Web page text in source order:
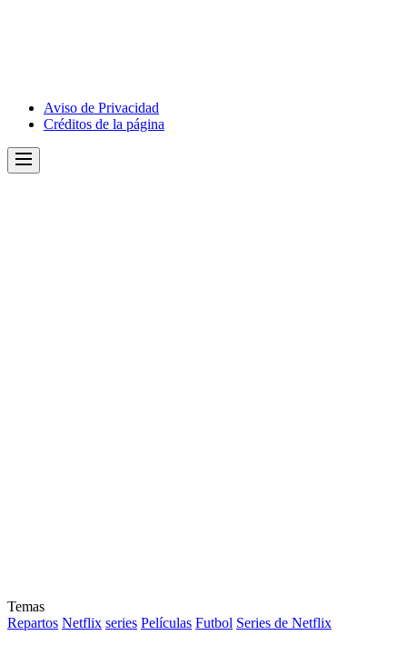
DeportivoAviso de Privacidad
Créditos de la página
Menu
Temas
Repartos Netflix series Películas Futbol Series de Netflix